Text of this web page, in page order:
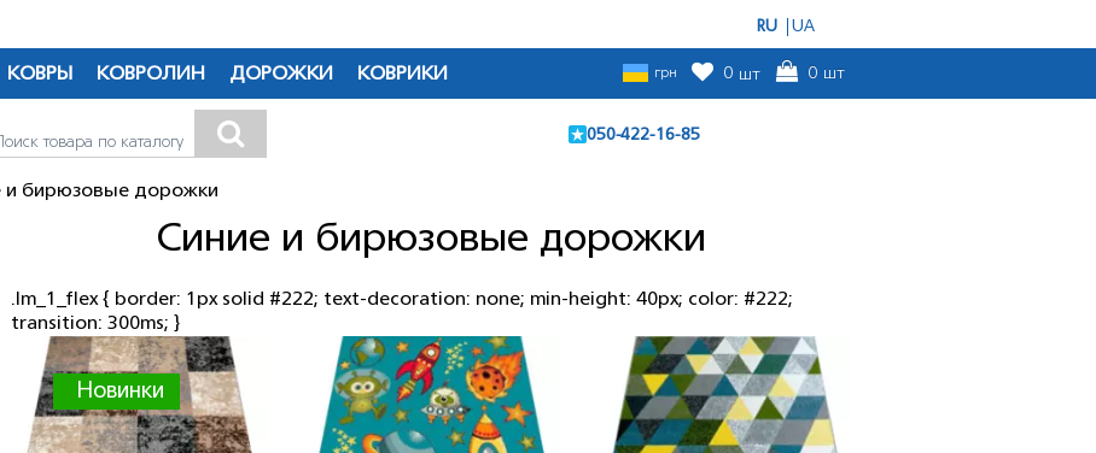
RU UA
КОВРЫ КОВРОЛИН ДОРОЖКИ КОВРИКИ грн 0 шт 0 шт
050-422-16-85
и бирюзовые дорожки
Синие и бирюзовые дорожки
Якою мовою бажаєте продовжити перегляд сайту?
.lm_1_flex { border: 1px solid #222; text-decoration: none; min-height: 40px; color: #222;
transition: 300ms; }
Новинки